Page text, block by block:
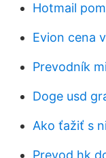
Hotmail
Evion cena
Prevodník
Doge usd
Ako ťažiť s
Prevod hk